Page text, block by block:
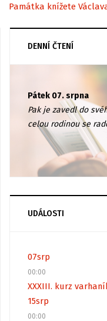
Památka knížete
DENNÍ ČTENÍ
Pátek 07. srpna
Pak je zavedl do
celou rodinou se
UDÁLOSTI
07srp
00:00
XXXIII. kurz
15srp
00:00